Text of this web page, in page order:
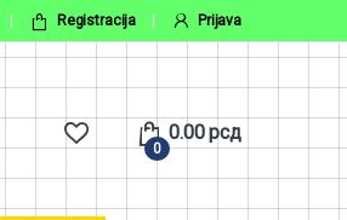
Registracija Prijava
0
0.00рсд